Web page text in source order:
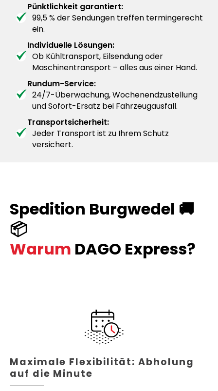
Pünktlichkeit garantiert:
99,5 % der Sendungen treffen termingerecht
ein.
Individuelle Lösungen:
Ob Kühltransport, Eilsendung oder
Maschinentransport – alles aus einer Hand.
Rundum-Service:
24/7-Überwachung, Wochenendzustellung
und Sofort-Ersatz bei Fahrzeugausfall.
Transportsicherheit:
Jeder Transport ist zu Ihrem Schutz
versichert.
Spedition Burgwedel 🚚
📦
Warum DAGO Express?
Maximale Flexibilität: Abholung
auf die Minute